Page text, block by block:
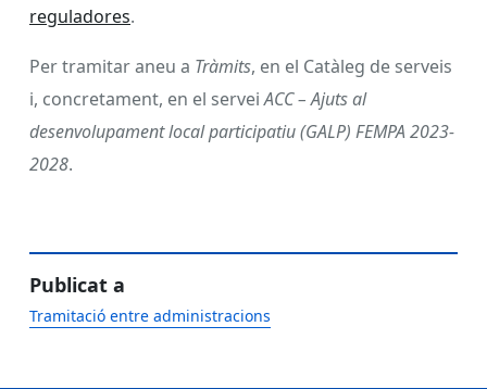
reguladores.
Per tramitar aneu a Tràmits, en el Catàleg de serveis
i, concretament, en el serveiACC – Ajuts al
desenvolupament local participatiu (GALP) FEMPA 2023-
2028.
Publicat a
Tramitació entre administracions